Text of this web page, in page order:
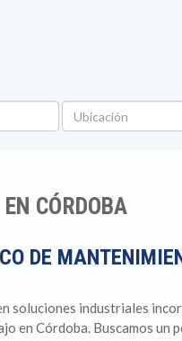
Ubicación
CÓRDOBA
DE
soluciones industriales
en Córdoba. Buscamos un